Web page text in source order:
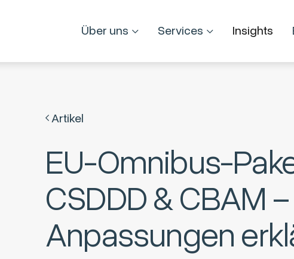
Über uns Services Insights
Artikel
EU-Omnibus-
CSDDD & CBAM –
Anpassungen